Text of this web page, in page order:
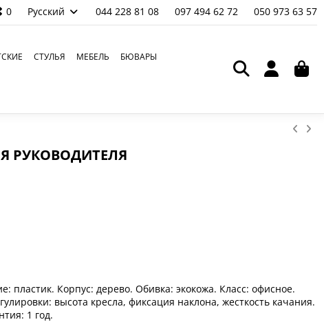
0 Русский 044 228 81 08 097 494 62 72 050 973 63 57
СТУЛЬЯ МЕБЕЛЬ БЮВАРЫ
РУКОВОДИТЕЛЯ
пластик. Корпус: дерево. Обивка: экокожа. Класс: офисное.
высота кресла, фиксация наклона, жесткость качания.
1 год.